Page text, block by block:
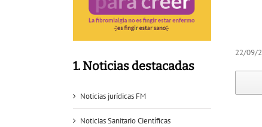
22/09/
1. Noticias destacadas
Noticias jurídicas FM
Noticias Sanitario Científicas